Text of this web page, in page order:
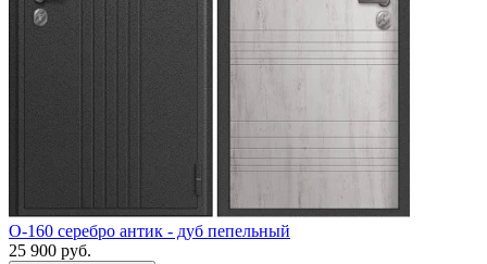
O-160 серебро антик - дуб пепельный
25 900 руб.